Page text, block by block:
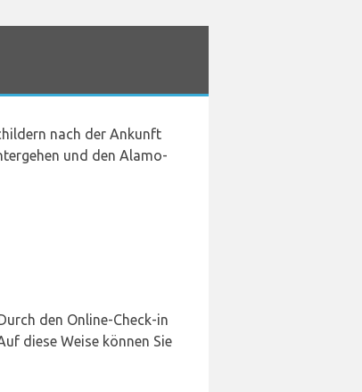
nach der Ankunft
und den Alamo-
den Online-Check-in
diese Weise können Sie